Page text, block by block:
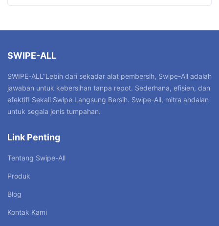
SWIPE-ALL
SWIPE-ALL”Lebih dari sekadar alat pembersih, Swipe-All adalah
jawaban untuk kebersihan tanpa repot. Sederhana, efisien, dan
efektif! Sekali Swipe Langsung Bersih. Swipe-All, mitra andalan
untuk segala jenis tumpahan.
Link Penting
Tentang Swipe-All
Produk
Blog
Kontak Kami